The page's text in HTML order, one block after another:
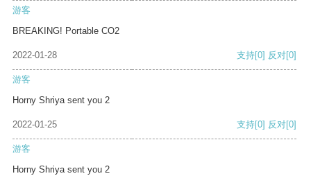
游客
BREAKING! Portable CO2
2022-01-28 支持[0] 反对[0]
游客
Horny Shriya sent you 2
2022-01-25 支持[0] 反对[0]
游客
Horny Shriya sent you 2